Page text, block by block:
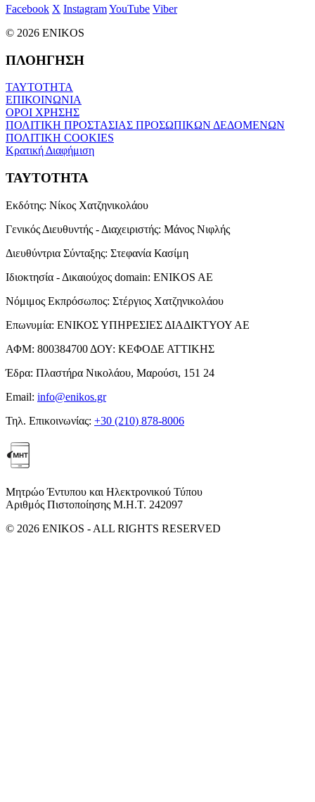
Facebook X InstagramYouTube Viber
© 2026 ENIKOS
ΠΛΟΗΓΗΣΗ
ΤΑΥΤΟΤΗΤΑ
ΕΠΙΚΟΙΝΩΝΙΑ
ΟΡΟΙ ΧΡΗΣΗΣ
ΠΟΛΙΤΙΚΗ ΠΡΟΣΤΑΣΙΑΣ ΠΡΟΣΩΠΙΚΩΝ ΔΕΔΟΜΕΝΩΝ
ΠΟΛΙΤΙΚΗ COOKIES
Κρατική Διαφήμιση
ΤΑΥΤΟΤΗΤΑ
Εκδότης: Νίκος Χατζηνικολάου
Γενικός Διευθυντής - Διαχειριστής: Μάνος Νιφλής
Διευθύντρια Σύνταξης: Στεφανία Κασίμη
Ιδιοκτησία - Δικαιούχος domain: ENIKOS AE
Νόμιμος Εκπρόσωπος: Στέργιος Χατζηνικολάου
Επωνυμία: ΕΝΙΚΟΣ ΥΠΗΡΕΣΙΕΣ ΔΙΑΔΙΚΤΥΟΥ ΑΕ
ΑΦΜ: 800384700 ΔΟΥ: ΚΕΦΟΔΕ ΑΤΤΙΚΗΣ
Έδρα: Πλαστήρα Νικολάου, Μαρούσι, 151 24
Email: info@enikos.gr
Τηλ. Επικοινωνίας: +30 (210) 878-8006
Μητρώο Έντυπου και Ηλεκτρονικού Τύπου
Αριθμός Πιστοποίησης Μ.Η.Τ. 242097
© 2026 ENIKOS - ALL RIGHTS RESERVED